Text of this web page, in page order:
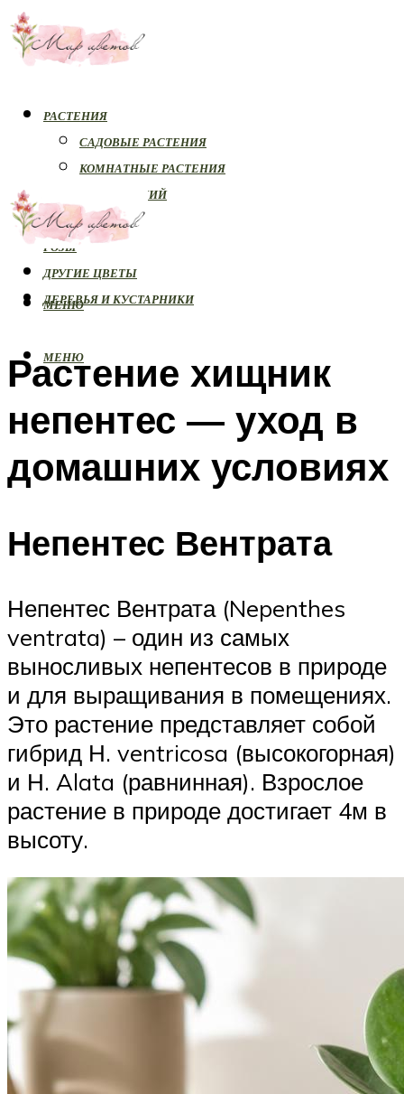
РАСТЕНИЯ
САДОВЫЕ РАСТЕНИЯ
КОМНАТНЫЕ РАСТЕНИЯ
БОЛЕЗНИ РАСТЕНИЙ
ОРХИДЕИ
РОЗЫ
ДРУГИЕ ЦВЕТЫ
ДЕРЕВЬЯ И КУСТАРНИКИ
МЕНЮ
МЕНЮ
Растение хищник
непентес — уход в
домашних условиях
Непентес Вентрата
Непентес Вентрата (Nepenthes
ventrata) – один из самых
выносливых непентесов в природе
и для выращивания в помещениях.
Это растение представляет собой
гибрид Н. ventricosa (высокогорная)
и Н. Alata (равнинная). Взрослое
растение в природе достигает 4м в
высоту.